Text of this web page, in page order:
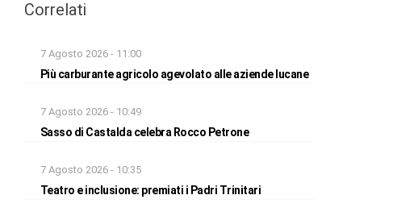
Correlati
7 Agosto 2026 - 11:00
Più carburante agricolo agevolato alle aziende lucane
7 Agosto 2026 - 10:49
Sasso di Castalda celebra Rocco Petrone
7 Agosto 2026 - 10:35
Teatro e inclusione: premiati i Padri Trinitari